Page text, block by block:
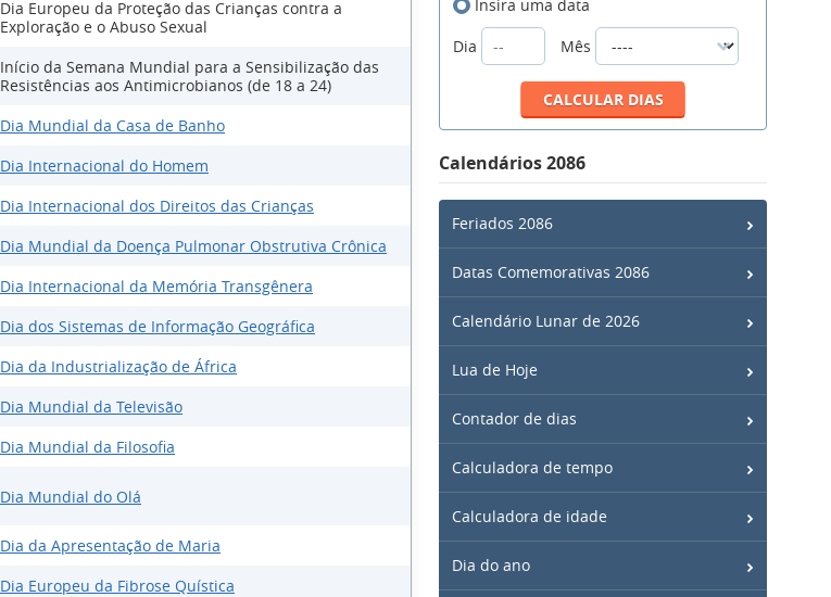
Dia Europeu da Proteção das Crianças contra a
Exploração e o Abuso Sexual
Início da Semana Mundial para a Sensibilização das
Resistências aos Antimicrobianos (de 18 a 24)
Dia Mundial da Casa de Banho
Dia Internacional do Homem
Dia Internacional dos Direitos das Crianças
Dia Mundial da Doença Pulmonar Obstrutiva Crônica
Dia Internacional da Memória Transgênera
Dia dos Sistemas de Informação Geográfica
Dia da Industrialização de África
Dia Mundial da Televisão
Dia Mundial da Filosofia
Dia Mundial do Olá
Dia da Apresentação de Maria
Dia Europeu da Fibrose Quística
Insira uma data
Dia
Mês
Calendários 2086
Feriados 2086
Datas Comemorativas 2086
Calendário Lunar de 2026
Lua de Hoje
Contador de dias
Calculadora de tempo
Calculadora de idade
Dia do ano